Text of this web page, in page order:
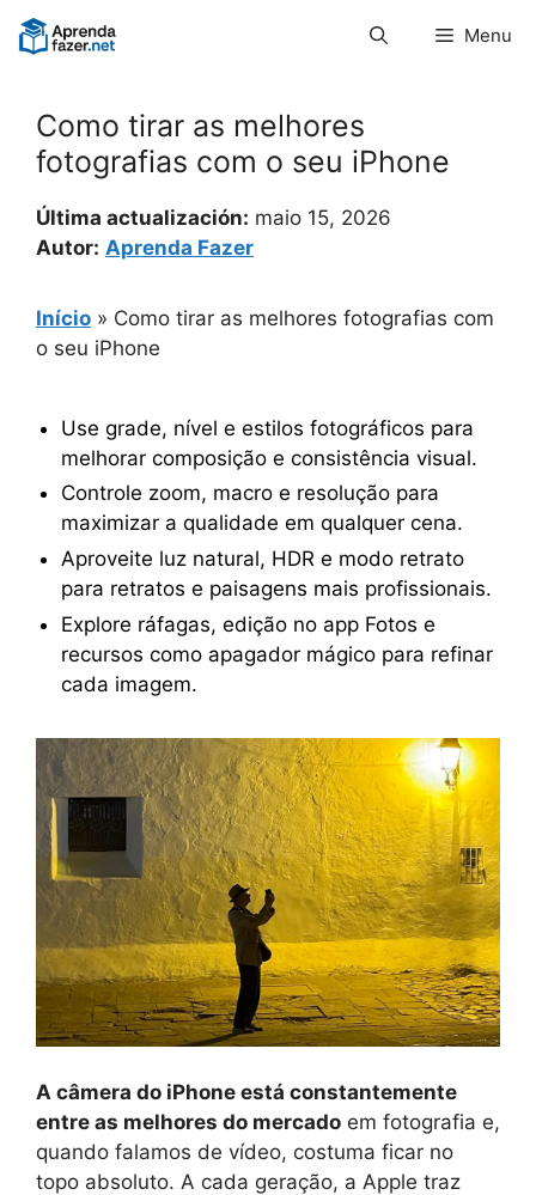
Pular
para
Menu
Como tirar as melhores
fotografias com o seu iPhone
Última actualización: maio 15, 2026
Autor: Aprenda Fazer
Início » Como tirar as melhores fotografias com
o seu iPhone
Use grade, nível e estilos fotográficos para
melhorar composição e consistência visual.
Controle zoom, macro e resolução para
maximizar a qualidade em qualquer cena.
Aproveite luz natural, HDR e modo retrato
para retratos e paisagens mais profissionais.
Explore ráfagas, edição no app Fotos e
recursos como apagador mágico para refinar
cada imagem.
A câmera do iPhone está constantemente
entre as melhores do mercado em fotografia e,
quando falamos de vídeo, costuma ficar no
topo absoluto. A cada geração, a Apple traz